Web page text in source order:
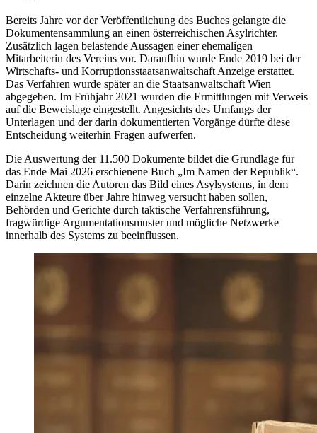
Bereits Jahre vor der Veröffentlichung des Buches gelangte die
Dokumentensammlung an einen österreichischen Asylrichter.
Zusätzlich lagen belastende Aussagen einer ehemaligen
Mitarbeiterin des Vereins vor. Daraufhin wurde Ende 2019 bei der
Wirtschafts- und Korruptionsstaatsanwaltschaft Anzeige erstattet.
Das Verfahren wurde später an die Staatsanwaltschaft Wien
abgegeben. Im Frühjahr 2021 wurden die Ermittlungen mit Verweis
auf die Beweislage eingestellt. Angesichts des Umfangs der
Unterlagen und der darin dokumentierten Vorgänge dürfte diese
Entscheidung weiterhin Fragen aufwerfen.
Die Auswertung der 11.500 Dokumente bildet die Grundlage für
das Ende Mai 2026 erschienene Buch „Im Namen der Republik“.
Darin zeichnen die Autoren das Bild eines Asylsystems, in dem
einzelne Akteure über Jahre hinweg versucht haben sollen,
Behörden und Gerichte durch taktische Verfahrensführung,
fragwürdige Argumentationsmuster und mögliche Netzwerke
innerhalb des Systems zu beeinflussen.